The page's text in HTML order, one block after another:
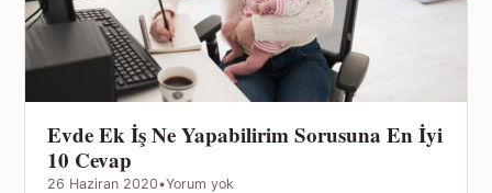
Evde Ek İş Ne Yapabilirim Sorusuna En İyi
10 Cevap
26 Haziran 2020•Yorum yok